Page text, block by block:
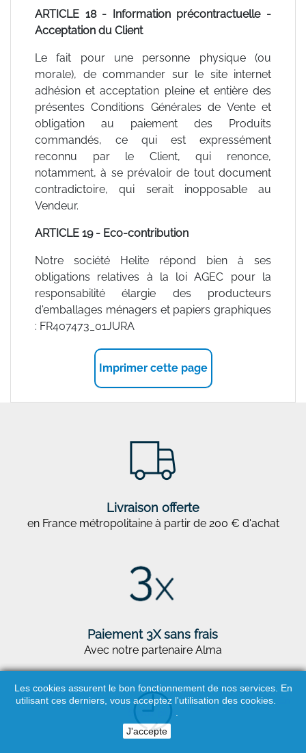
Les cookies assurent le bon fonctionnement de nos services. En
utilisant ces derniers, vous acceptez l'utilisation des cookies.
Savoir plus
J'accepte
ARTICLE 18 - Information précontractuelle -
Acceptation du Client
Le fait pour une personne physique (ou
morale), de commander sur le site internet
adhésion et acceptation pleine et entière des
présentes Conditions Générales de Vente et
obligation au paiement des Produits
commandés, ce qui est expressément
reconnu par le Client, qui renonce,
notamment, à se prévaloir de tout document
contradictoire, qui serait inopposable au
Vendeur.
ARTICLE 19 - Eco-contribution
Notre société Helite répond bien à ses
obligations relatives à la loi AGEC pour la
responsabilité élargie des producteurs
d'emballages ménagers et papiers graphiques
: FR407473_01JURA
Livraison offerte
en France métropolitaine à partir de 200 € d'achat
Paiement 3X sans frais
Avec notre partenaire Alma